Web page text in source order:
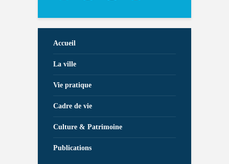
Accueil
La ville
Vie pratique
Cadre de vie
Culture & Patrimoine
Publications